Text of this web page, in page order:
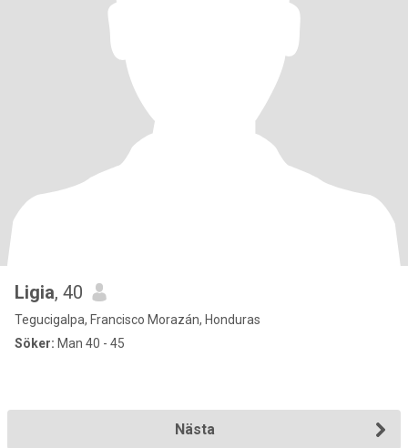
Ligia, 40
Tegucigalpa, Francisco Morazán, Honduras
Söker: Man 40 - 45
Nästa